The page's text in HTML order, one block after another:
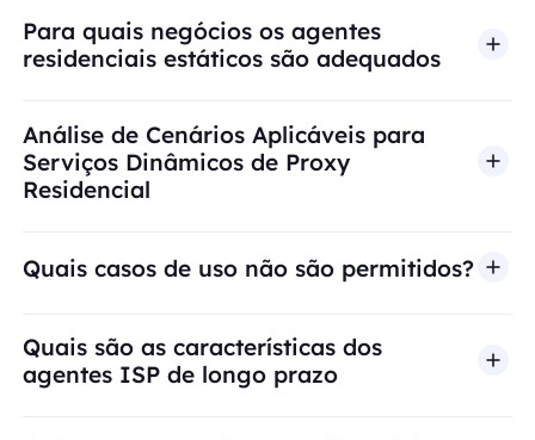
Para quais negócios os agentes
residenciais estáticos são adequados
Análise de Cenários Aplicáveis para
Serviços Dinâmicos de Proxy
Residencial
Quais casos de uso não são permitidos?
A BestProxy não oferece suporte a fraude,
Quais são as características dos
agentes ISP de longo prazo